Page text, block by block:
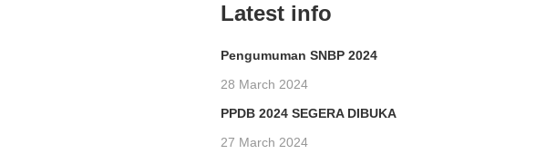
Latest info
Pengumuman SNBP 2024
28 March 2024
PPDB 2024 SEGERA DIBUKA
27 March 2024